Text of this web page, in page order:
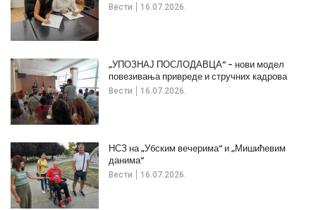
Вести 16.07.2026.
Вести 16.07.2026.
„УПОЗНАЈ ПОСЛОДАВЦА“ - нови модел
повезивања привреде и стручних кадрова
Вести 16.07.2026.
НСЗ на „Убским вечерима“ и „Мишићевим
данима“